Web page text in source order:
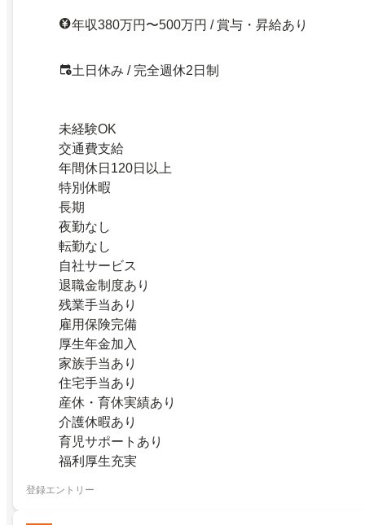
年収380万円〜500万円 / 賞与・昇給あり
土日休み / 完全週休2日制
未経験OK
交通費支給
年間休日120日以上
特別休暇
長期
夜勤なし
転勤なし
自社サービス
退職金制度あり
残業手当あり
雇用保険完備
厚生年金加入
家族手当あり
住宅手当あり
産休・育休実績あり
介護休暇あり
育児サポートあり
福利厚生充実
登録エントリー